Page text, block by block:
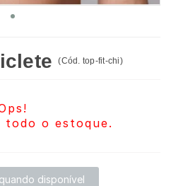
(Cód. top-fit-chi)
todo o estoque.
disponível